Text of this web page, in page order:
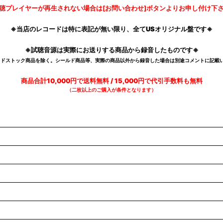
プレイヤーが再生されない場合は[お問い合わせ]ボタンよりお申し付け下
※当店のレコードは特に表記が無い限り、全てUSオリジナル盤です※
※試聴音源は実際にお送りする商品から録音したものです※
ストック商品を除く。シールド商品等、実際の商品以外から録音した場合は別途コメントに記載
商品合計10,000円で送料無料 / 15,000円で代引手数料も無料
（二枚以上のご購入が条件となります）